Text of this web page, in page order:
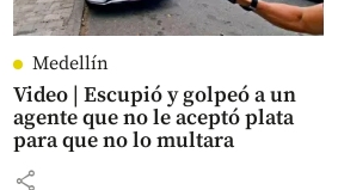
Medellín
Video | Escupió y golpeó a un
agente que no le aceptó plata
para que no lo multara
share